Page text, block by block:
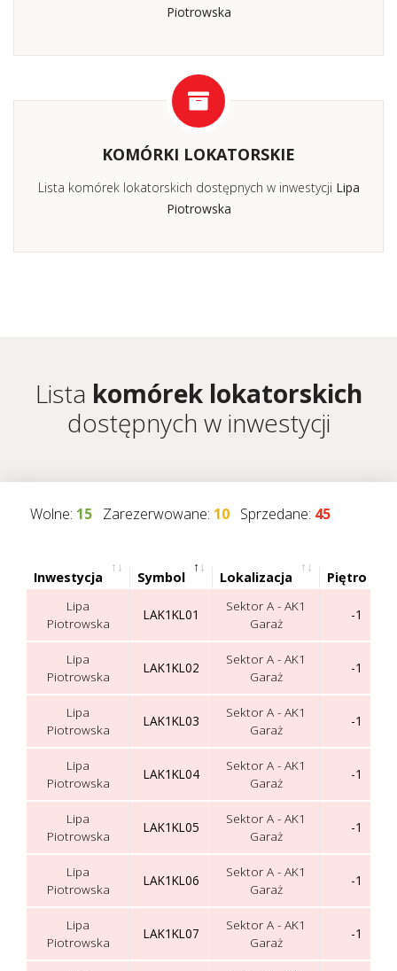
Piotrowska
KOMÓRKI LOKATORSKIE
Lista komórek lokatorskich dostępnych w inwestycji Lipa
Piotrowska
Lista komórek lokatorskich
dostępnych w inwestycji
Wolne: 15 Zarezerwowane: 10 Sprzedane: 45
Inwestycja Symbol Lokalizacja
Piętro
Lipa
Piotrowska
LAK1KL01
Sektor A - AK1
Garaż
-1
Lipa
Piotrowska
LAK1KL02
Sektor A - AK1
Garaż
-1
Lipa
Piotrowska
LAK1KL03
Sektor A - AK1
Garaż
-1
Lipa
Piotrowska
LAK1KL04
Sektor A - AK1
Garaż
-1
Lipa
Piotrowska
LAK1KL05
Sektor A - AK1
Garaż
-1
Lipa
Piotrowska
LAK1KL06
Sektor A - AK1
Garaż
-1
Lipa
Piotrowska
LAK1KL07
Sektor A - AK1
Garaż
-1